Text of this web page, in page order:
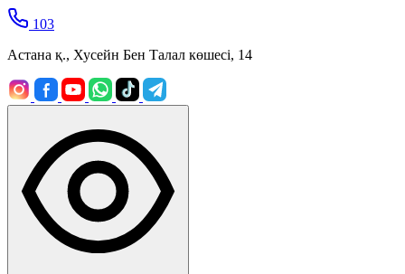
103
Астана қ., Хусейн Бен Талал көшесі, 14